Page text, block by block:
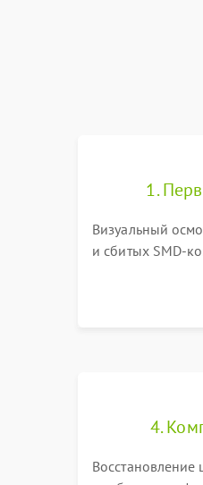
1.
Визуальный
и сбитых SMD-
сопротивлений
4.
Восстановление